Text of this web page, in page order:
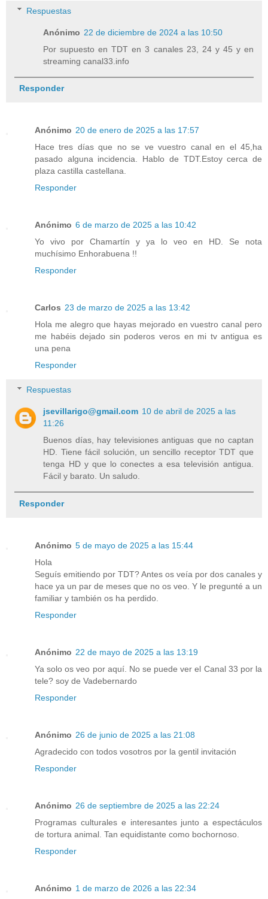
Respuestas
Anónimo 22 de diciembre de 2024 a las 10:50
Por supuesto en TDT en 3 canales 23, 24 y 45 y en
streaming canal33.info
Responder
Anónimo 20 de enero de 2025 a las 17:57
Hace tres días que no se ve vuestro canal en el 45,ha
pasado alguna incidencia. Hablo de TDT.Estoy cerca de
plaza castilla castellana.
Responder
Anónimo 6 de marzo de 2025 a las 10:42
Yo vivo por Chamartín y ya lo veo en HD. Se nota
muchísimo Enhorabuena !!
Responder
Carlos 23 de marzo de 2025 a las 13:42
Hola me alegro que hayas mejorado en vuestro canal pero
me habéis dejado sin poderos veros en mi tv antigua es
una pena
Responder
Respuestas
jsevillarigo@gmail.com 10 de abril de 2025 a las
11:26
Buenos días, hay televisiones antiguas que no captan
HD. Tiene fácil solución, un sencillo receptor TDT que
tenga HD y que lo conectes a esa televisión antigua.
Fácil y barato. Un saludo.
Responder
Anónimo 5 de mayo de 2025 a las 15:44
Hola
Seguís emitiendo por TDT? Antes os veía por dos canales y
hace ya un par de meses que no os veo. Y le pregunté a un
familiar y también os ha perdido.
Responder
Anónimo 22 de mayo de 2025 a las 13:19
Ya solo os veo por aquí. No se puede ver el Canal 33 por la
tele? soy de Vadebernardo
Responder
Anónimo 26 de junio de 2025 a las 21:08
Agradecido con todos vosotros por la gentil invitación
Responder
Anónimo 26 de septiembre de 2025 a las 22:24
Programas culturales e interesantes junto a espectáculos
de tortura animal. Tan equidistante como bochornoso.
Responder
Anónimo 1 de marzo de 2026 a las 22:34